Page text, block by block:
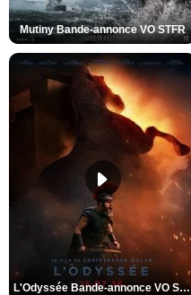
Mutiny Bande-annonce VO STFR
L'Odyssée Bande-annonce VO STFR